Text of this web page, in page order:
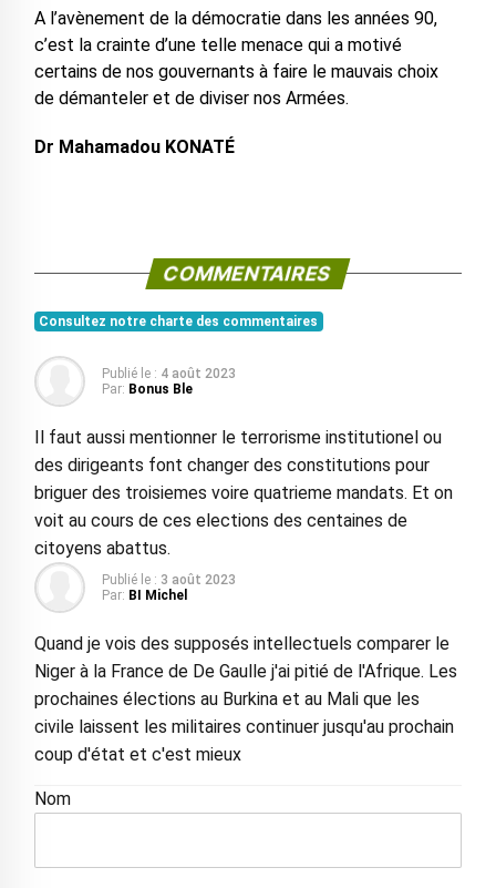
A l’avènement de la démocratie dans les années 90,
c’est la crainte d’une telle menace qui a motivé
certains de nos gouvernants à faire le mauvais choix
de démanteler et de diviser nos Armées.
Dr Mahamadou KONATÉ
COMMENTAIRES
Consultez notre charte des commentaires
Publié le : 4 août 2023
Par: Bonus Ble
Il faut aussi mentionner le terrorisme institutionel ou
des dirigeants font changer des constitutions pour
briguer des troisiemes voire quatrieme mandats. Et on
voit au cours de ces elections des centaines de
citoyens abattus.
Publié le : 3 août 2023
Par: BI Michel
Quand je vois des supposés intellectuels comparer le
Niger à la France de De Gaulle j'ai pitié de l'Afrique. Les
prochaines élections au Burkina et au Mali que les
civile laissent les militaires continuer jusqu'au prochain
coup d'état et c'est mieux
Nom